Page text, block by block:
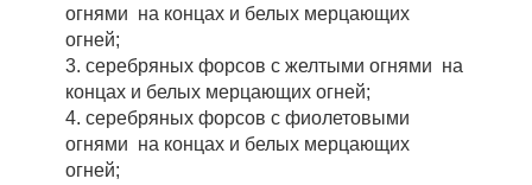
огнями на концах и белых мерцающих
огней;
3. серебряных форсов с желтыми огнями на
концах и белых мерцающих огней;
4. серебряных форсов с фиолетовыми
огнями на концах и белых мерцающих
огней;